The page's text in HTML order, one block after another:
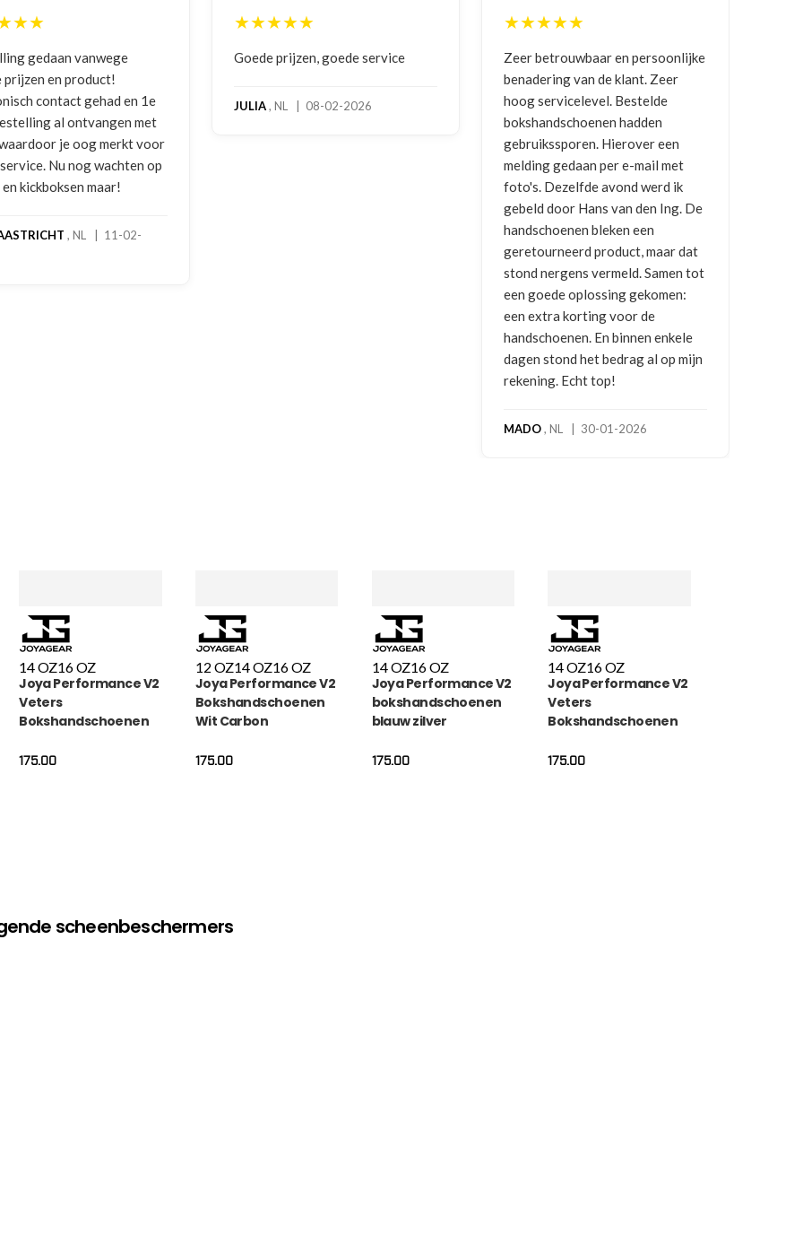
prijzen, goede service
NL | 08-02-2026
★★★★★
Zeer betrouwbaar en persoonlijke
hoog servicelevel. Bestelde
★★★★★
Goede communicatie, artikel goed
ontvangen
NICO VERMUNICHT , BE | 29-01-
2026
14 OZ16 OZ
Joya Performance V2
Veters
Bokshandschoenen
175.00
12 OZ14 OZ16 OZ
Joya Performance V2
Bokshandschoenen
Wit Carbon
175.00
14 OZ16 OZ
Joya Performance V2
bokshandschoenen
blauw zilver
175.00
14 OZ16 OZ
Joya Performance V2
Veters
Bokshandschoenen
175.00
scheenbeschermers